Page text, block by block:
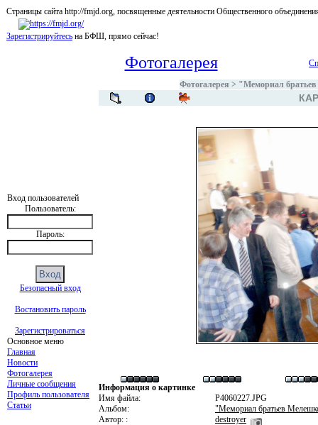
Страницы сайта http://fmjd.org, посвященные деятельности Общественного
Зарегистрируйтесь на БФШ, прямо сейчас!
Вход пользователей
Пользователь:
Пароль:
Безопасный вход
Востановить пароль
Зарегистрироваться
Основное меню
Главная
Новости
Фотогалерея
Личные сообщения
Профиль пользователя
Статьи
Фотогалерея
Фотогалерея > "Мемориал
Информация о картинке
Имя файла:
P4060227.JPG
Альбом:
"Мемориал братьев
Автор: :
destroyer